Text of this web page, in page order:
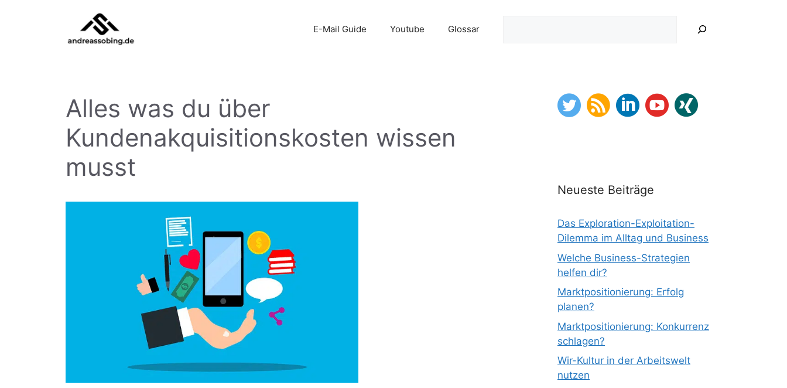
E-Mail Guide Youtube Glossar
Alles was du über
Kundenakquisitionskosten wissen
musst
Neueste Beiträge
Das Exploration-Exploitation-
Dilemma im Alltag und Business
Welche Business-Strategien
helfen dir?
Marktpositionierung: Erfolg
planen?
Marktpositionierung: Konkurrenz
schlagen?
Wir-Kultur in der Arbeitswelt
nutzen